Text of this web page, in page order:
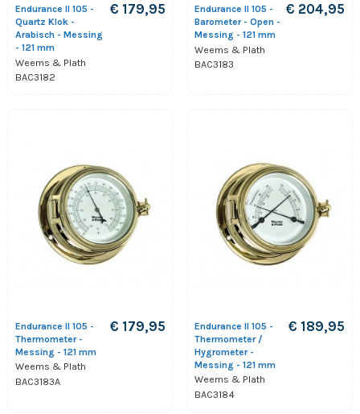
Endurance II 105 -
Quartz Klok -
Arabisch - Messing
- 121 mm
Weems & Plath
BAC3182
€ 179,95
Endurance II 105 -
Barometer - Open -
Messing - 121 mm
Weems & Plath
BAC3183
€ 204,95
Endurance II 105 -
Thermometer -
Messing - 121 mm
Weems & Plath
BAC3183A
€ 179,95
Endurance II 105 -
Thermometer /
Hygrometer -
Messing - 121 mm
Weems & Plath
BAC3184
€ 189,95